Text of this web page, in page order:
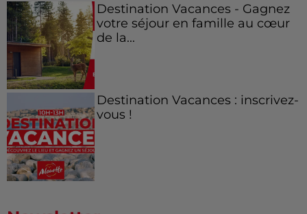
Destination Vacances - Gagnez
votre séjour en famille au cœur
de la...
Destination Vacances : inscrivez-
vous !